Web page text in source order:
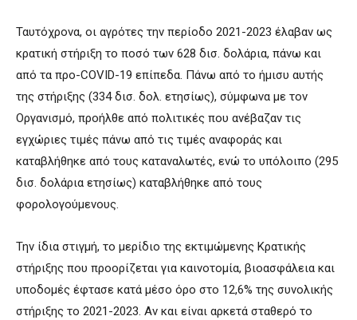
Ταυτόχρονα, οι αγρότες την περίοδο 2021-2023 έλαβαν ως
κρατική στήριξη το ποσό των 628 δισ. δολάρια, πάνω και
από τα προ-COVID-19 επίπεδα. Πάνω από το ήμισυ αυτής
της στήριξης (334 δισ. δολ. ετησίως), σύμφωνα με τον
Οργανισμό, προήλθε από πολιτικές που ανέβαζαν τις
εγχώριες τιμές πάνω από τις τιμές αναφοράς και
καταβλήθηκε από τους καταναλωτές, ενώ το υπόλοιπο (295
δισ. δολάρια ετησίως) καταβλήθηκε από τους
φορολογούμενους.
Την ίδια στιγμή, το μερίδιο της εκτιμώμενης Κρατικής
στήριξης που προορίζεται για καινοτομία, βιοασφάλεια και
υποδομές έφτασε κατά μέσο όρο στο 12,6% της συνολικής
στήριξης το 2021-2023. Αν και είναι αρκετά σταθερό το